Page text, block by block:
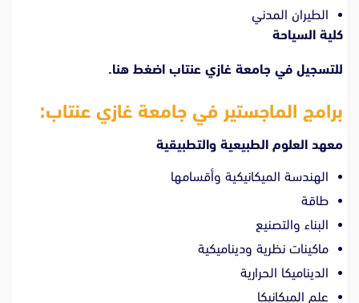
الطيران المدني
كلية السياحة
للتسجيل في جامعة غازي عنتاب اضغط هنا.
برامج الماجستير في جامعة غازي عنتاب:
معهد العلوم الطبيعية والتطبيقية
الهندسة الميكانيكية وأقسامها
طاقة
البناء والتصنيع
ماكينات نظرية وديناميكية
الديناميكا الحرارية
علم الميكانيكا